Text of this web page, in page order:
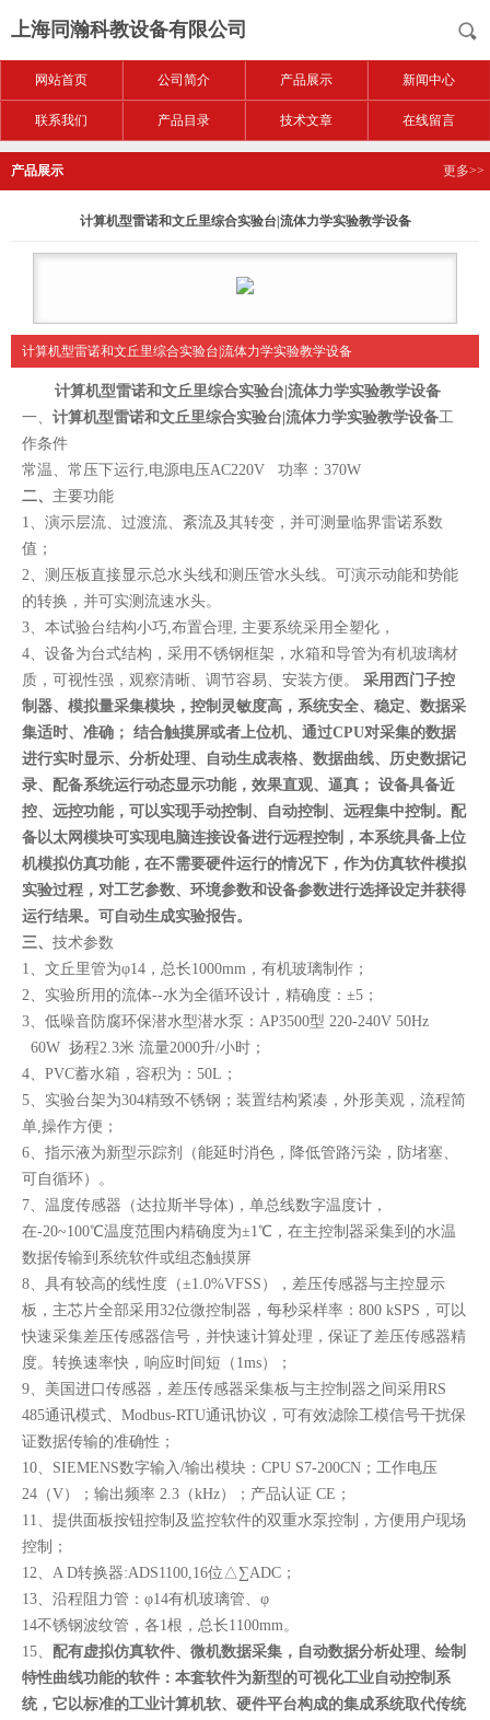
上海同瀚科教设备有限公司
网站首页 公司简介 产品展示 新闻中心
联系我们 产品目录 技术文章 在线留言
产品展示 更多>>
计算机型雷诺和文丘里综合实验台|流体力学实验教学设备
计算机型雷诺和文丘里综合实验台|流体力学实验教学设备
计算机型雷诺和文丘里综合实验台|流体力学实验教学设备
一、 计算机型雷诺和文丘里综合实验台|流体力学实验教学设备工
作条件
常温、常压下运行,电源电压AC220V 功率：370W
二、 主要功能
1、演示层流、过渡流、紊流及其转变，并可测量临界雷诺系数
值；
2、测压板直接显示总水头线和测压管水头线。可演示动能和势能
的转换，并可实测流速水头。
3、本试验台结构小巧,布置合理, 主要系统采用全塑化，
4、设备为台式结构，采用不锈钢框架，水箱和导管为有机玻璃材
质，可视性强，观察清晰、调节容易、安装方便。 采用西门子控
制器、模拟量采集模块，控制灵敏度高，系统安全、稳定、数据采
集适时、准确； 结合触摸屏或者上位机、通过CPU对采集的数据
进行实时显示、分析处理、自动生成表格、数据曲线、历史数据记
录、配备系统运行动态显示功能，效果直观、逼真； 设备具备近
控、远控功能，可以实现手动控制、自动控制、远程集中控制。配
备以太网模块可实现电脑连接设备进行远程控制，本系统具备上位
机模拟仿真功能，在不需要硬件运行的情况下，作为仿真软件模拟
实验过程，对工艺参数、环境参数和设备参数进行选择设定并获得
运行结果。可自动生成实验报告。
三、 技术参数
1、文丘里管为φ14，总长1000mm，有机玻璃制作；
2、实验所用的流体--水为全循环设计，精确度：±5；
3、低噪音防腐环保潜水型潜水泵：AP3500型 220-240V 50Hz
60W 扬程2.3米 流量2000升/小时；
4、PVC蓄水箱，容积为：50L；
5、实验台架为304精致不锈钢；装置结构紧凑，外形美观，流程简
单,操作方便；
6、指示液为新型示踪剂（能延时消色，降低管路污染，防堵塞、
可自循环）。
7、温度传感器（达拉斯半导体)，单总线数字温度计，
在-20~100℃温度范围内精确度为±1℃，在主控制器采集到的水温
数据传输到系统软件或组态触摸屏
8、具有较高的线性度（±1.0%VFSS），差压传感器与主控显示
板，主芯片全部采用32位微控制器，每秒采样率：800 kSPS，可以
快速采集差压传感器信号，并快速计算处理，保证了差压传感器精
度。转换速率快，响应时间短（1ms）；
9、美国进口传感器，差压传感器采集板与主控制器之间采用RS
485通讯模式、Modbus-RTU通讯协议，可有效滤除工模信号干扰保
证数据传输的准确性；
10、SIEMENS数字输入/输出模块：CPU S7-200CN；工作电压
24（V）；输出频率 2.3（kHz）；产品认证 CE；
11、提供面板按钮控制及监控软件的双重水泵控制，方便用户现场
控制；
12、A D转换器:ADS1100,16位△∑ADC；
13、沿程阻力管：φ14有机玻璃管、φ
14不锈钢波纹管，各1根，总长1100mm。
15、 配有虚拟仿真软件、微机数据采集，自动数据分析处理、绘制
特性曲线功能的软件：本套软件为新型的可视化工业自动控制系
统，它以标准的工业计算机软、硬件平台构成的集成系统取代传统